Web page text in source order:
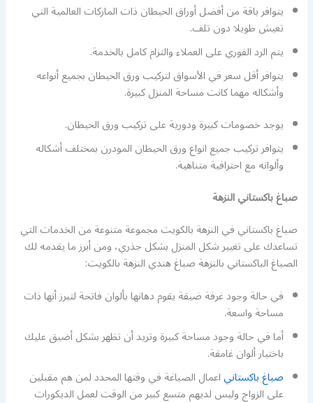
يتوافر باقة من أفضل أوراق الحيطان ذات الماركات العالمية التي
تعيش طويلا دون تلف.
يتم الرد الفوري على العملاء والتزام كامل بالخدمة.
يتوافر أقل سعر في الأسواق لتركيب ورق الحيطان بجميع أنواعه
وأشكاله مهما كانت مساحة المنزل كبيرة.
يوجد خصومات كبيرة ودورية على تركيب ورق الحيطان.
يتوافر تركيب جميع انواع ورق الحيطان المودرن بمختلف أشكاله
وألوانه مع احترافية متناهية.
صباغ باكستاني النزهة
صباغ باكستاني في النزهة بالكويت مجموعة متنوعة من الخدمات التي
تساعدك على تغيير شكل المنزل بشكل جذري، ومن أبرز ما يقدمه لك
الصباغ الباكستاني بالنزهة صباغ هندي النزهة بالكويت:
في حالة وجود غرفة ضيقة يقوم دهانها بألوان فاتحة لتبرز أنها ذات
مساحة واسعة.
أما في حالة وجود مساحة كبيرة وتريد أن تظهر بشكل أضيق عليك
باختيار ألوان غامقة.
صباغ باكستانياعمال الصباغة في وقتها المحدد لمن هم مقبلين
على الزواج وليس لديهم متسع كبير من الوقت لعمل الديكورات